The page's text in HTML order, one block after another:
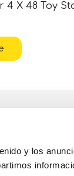
y los
4 X 48 Toy